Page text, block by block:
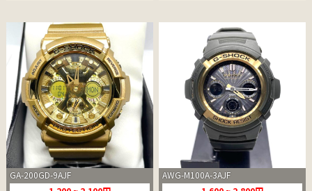
GA-200GD-9AJF
AWG-M100A-3AJF